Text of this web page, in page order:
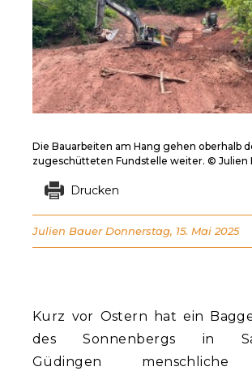
Kurz vor Ostern hat ein
des Sonnenbergs in
Güdingen menschliche
Die Bauarbeiten am Hang gehen oberhalb
zugeschütteten Fundstelle weiter. © Julien
Drucken
Julien Bauer Donnerstag, 15. Mai 2025